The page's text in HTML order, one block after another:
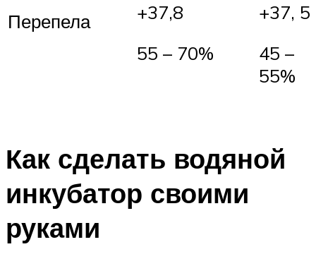
Перепела
+37,8
55 – 70%
+37, 5
45 –
55%
Как сделать водяной
инкубатор своими
руками